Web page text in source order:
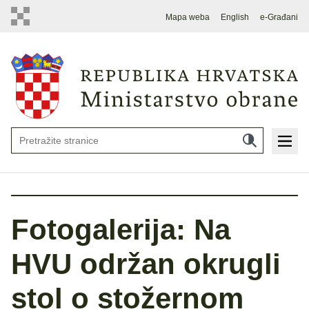
Mapa weba English e-Građani
Fotogalerija: Na
HVU održan okrugli
stol o stožernom